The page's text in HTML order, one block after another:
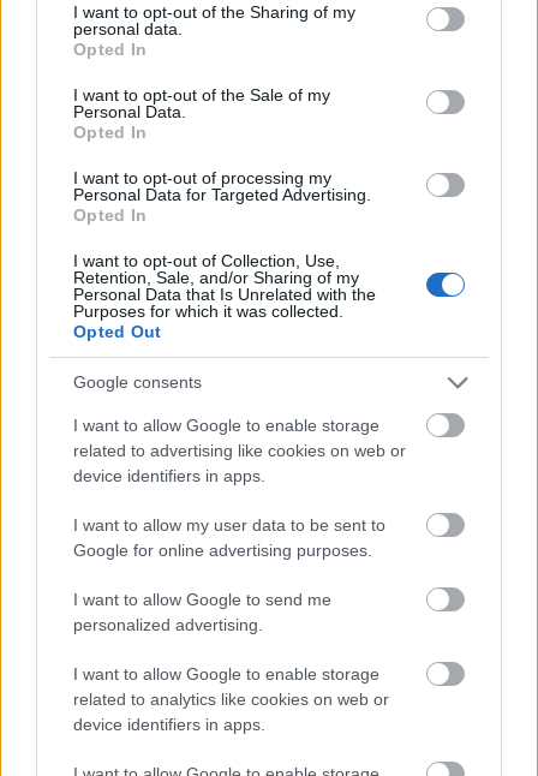
not limited to your visit or usage behaviour. You may click to
grant or deny consent to Google and its third-party tags to
use your data for below specified purposes in below Google
consent section.
I want to opt-out of the Sharing of my
personal data.
Opted In
I want to opt-out of the Sale of my
Personal Data.
Opted In
I want to opt-out of processing my
Personal Data for Targeted Advertising.
Opted In
I want to opt-out of Collection, Use,
Retention, Sale, and/or Sharing of my
Personal Data that Is Unrelated with the
Purposes for which it was collected.
Opted Out
Google consents
I want to allow Google to enable storage
related to advertising like cookies on web or
device identifiers in apps.
I want to allow my user data to be sent to
Google for online advertising purposes.
I want to allow Google to send me
personalized advertising.
I want to allow Google to enable storage
related to analytics like cookies on web or
device identifiers in apps.
Hitelfordulat 2026: elzárja a pénzcsapot az
állam
ELEMZÉSEK 2026. júl. 22.
Vagyonvisszaszerzés: amikor a pénz
gyorsabban fut, mint a jog
ELEMZÉSEK 2026. júl. 21.